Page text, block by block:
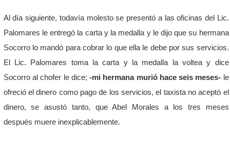
Al día siguiente, todavía molesto se presentó a las oficinas del Lic.
Palomares le entregó la carta y la medalla y le dijo que su hermana
Socorro lo mandó para cobrar lo que ella le debe por sus servicios.
El Lic. Palomares toma la carta y la medalla la voltea y dice
Socorro al chofer le dice;-mi hermana murió hace seis meses- le
ofreció el dinero como pago de los servicios, el taxista no aceptó el
dinero, se asustó tanto, que Abel Morales a los tres meses
después muere inexplicablemente.